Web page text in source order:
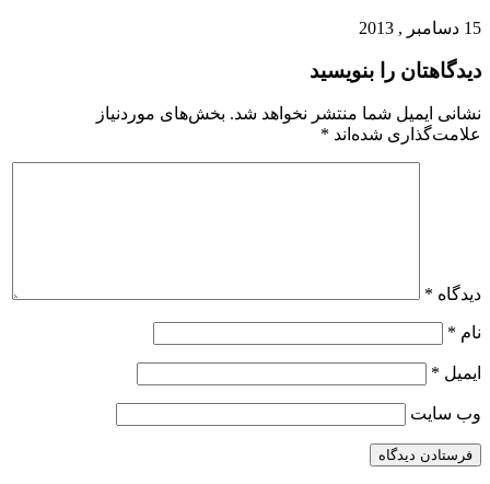
15 دسامبر , 2013
دیدگاهتان را بنویسید
نشانی ایمیل شما منتشر نخواهد شد. بخش‌های موردنیاز
علامت‌گذاری شده‌اند *
دیدگاه *
نام *
ایمیل *
وب‌ سایت